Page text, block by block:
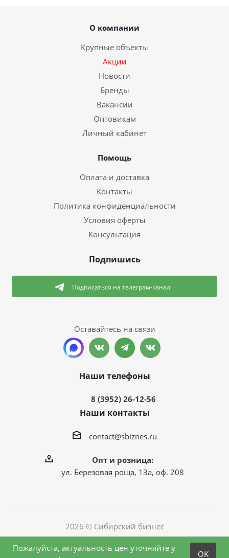
О компании
Крупные объекты
Акции
Новости
Бренды
Вакансии
Оптовикам
Личный кабинет
Помощь
Оплата и доставка
Контакты
Политика конфиденциальности
Условия оферты
Консультация
Подпишись
Подписаться на телеграм-канал
Оставайтесь на связи
Наши телефоны
8 (3952) 26-12-56
Наши контакты
contact@sbiznes.ru
Опт и розница:
ул. Березовая роща, 13а, оф. 208
2026 © Сибирский бизнес
Пожалуйста, актуальность цен уточняйте у
OK